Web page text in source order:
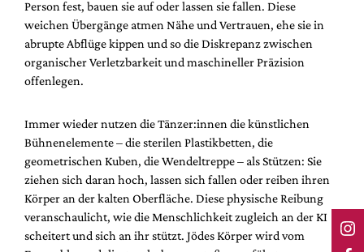
Person fest, bauen sie auf oder lassen sie fallen. Diese
weichen Übergänge atmen Nähe und Vertrauen, ehe sie in
abrupte Abflüge kippen und so die Diskrepanz zwischen
organischer Verletzbarkeit und maschineller Präzision
offenlegen.
Immer wieder nutzen die Tänzer:innen die künstlichen
Bühnenelemente – die sterilen Plastikbetten, die
geometrischen Kuben, die Wendeltreppe – als Stützen: Sie
ziehen sich daran hoch, lassen sich fallen oder reiben ihren
Körper an der kalten Oberfläche. Diese physische Reibung
veranschaulicht, wie die Menschlichkeit zugleich an der KI
scheitert und sich an ihr stützt. Jödes Körper wird vom